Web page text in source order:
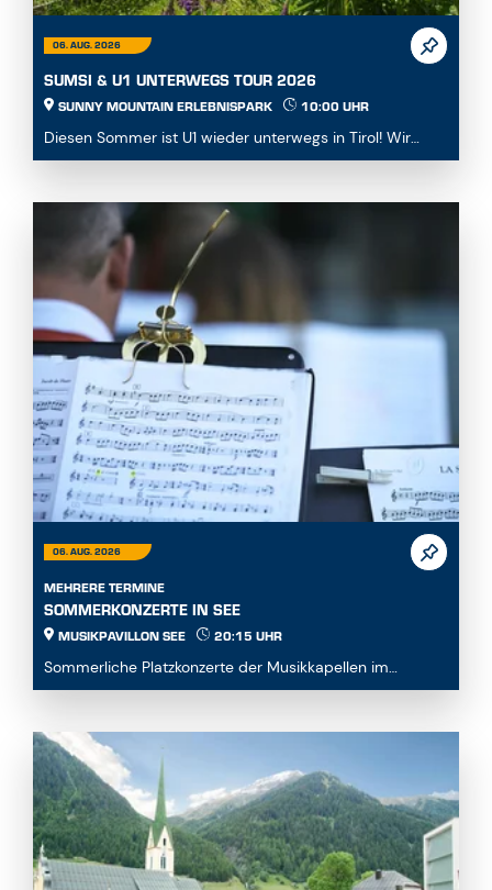
06. AUG. 2026
SUMSI & U1 UNTERWEGS TOUR 2026
SUNNY MOUNTAIN ERLEBNISPARK 10:00 UHR
Diesen Sommer ist U1 wieder unterwegs in Tirol! Wir
06. AUG. 2026
MEHRERE TERMINE
MUSIKPAVILLON SEE 20:15 UHR
Sommerliche Platzkonzerte der Musikkapellen im